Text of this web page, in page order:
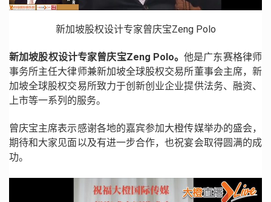
新加坡股权设计专家曾庆宝Zeng Polo
新加坡股权设计专家曾庆宝Zeng Polo。他是广东赛格律师
事务所主任大律师兼新加坡全球股权交易所董事会主席，新
加坡全球股权交易所致力于创新创业企业提供法务、融资、
上市等一系列的服务。
曾庆宝主席表示感谢各地的嘉宾参加大橙传媒举办的盛会，
期待和大家见面以及有进一步合作，也祝宴会取得圆满的成
功。